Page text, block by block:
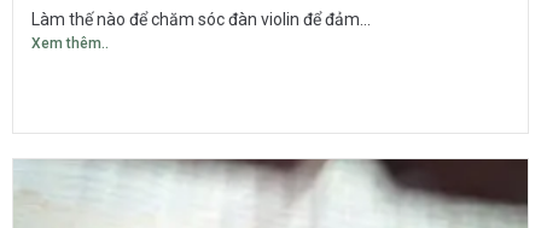
Làm thế nào để chăm sóc đàn violin để đảm...
Xem thêm..